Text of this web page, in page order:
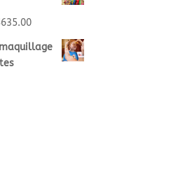
635.00